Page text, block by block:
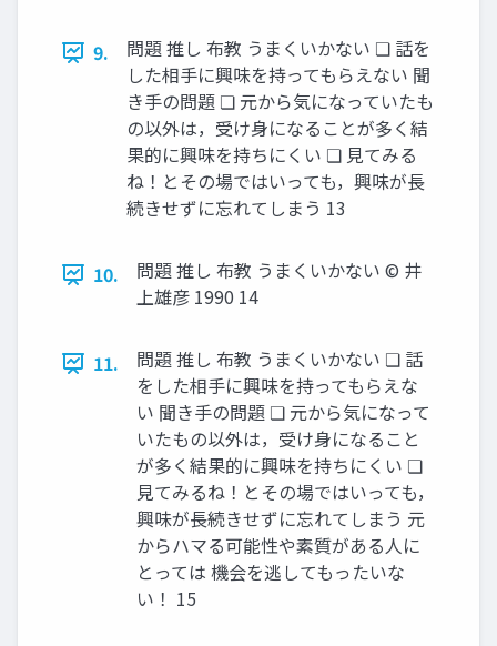
9.
問題 推し 布教 うまくいかない ❏ 話を
した相手に興味を持ってもらえない 聞
き手の問題 ❏ 元から気になっていたも
の以外は，受け身になることが多く結
果的に興味を持ちにくい ❏ 見てみる
ね！とその場ではいっても，興味が長
続きせずに忘れてしまう 13
10.
問題 推し 布教 うまくいかない © 井
上雄彦 1990 14
11.
問題 推し 布教 うまくいかない ❏ 話
をした相手に興味を持ってもらえな
い 聞き手の問題 ❏ 元から気になって
いたもの以外は，受け身になること
が多く結果的に興味を持ちにくい ❏
見てみるね！とその場ではいっても，
興味が長続きせずに忘れてしまう 元
からハマる可能性や素質がある人に
とっては 機会を逃してもったいな
い！ 15